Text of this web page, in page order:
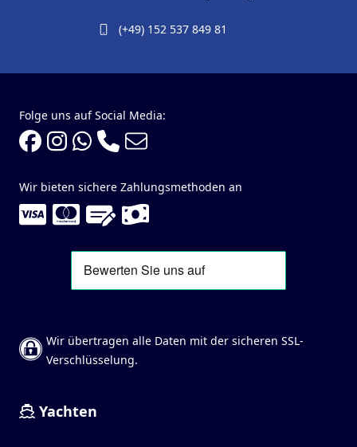
(+49) 152 537 849 81
Folge uns auf Social Media:
Wir bieten sichere Zahlungsmethoden an
Wir übertragen alle Daten mit der sicheren SSL-
Verschlüsselung.
Yachten